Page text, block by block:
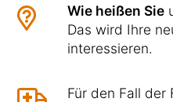
Wie heißen Sie
Das wird Ihre
interessieren.
Für den Fall der